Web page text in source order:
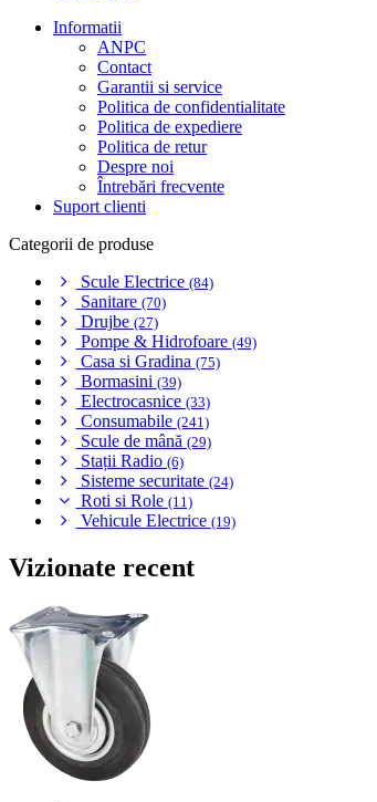
Informatii
ANPC
Contact
Garantii si service
Politica de confidentialitate
Politica de expediere
Politica de retur
Despre noi
Întrebări frecvente
Suport clienti
Categorii de produse
Scule Electrice (84)
Sanitare (70)
Drujbe (27)
Pompe & Hidrofoare (49)
Casa si Gradina (75)
Bormasini (39)
Electrocasnice (33)
Consumabile (241)
Scule de mână (29)
Stații Radio (6)
Sisteme securitate (24)
Roti si Role (11)
Vehicule Electrice (19)
Vizionate recent